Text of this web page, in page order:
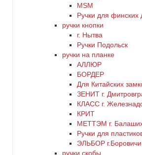
MSM
Ручки для финских
ручки кнопки
г. Нытва
Ручки Подольск
ручки на планке
АЛЛЮР
БОРДЕР
Для Китайских
ЗЕНИТ г.
КЛАСС г.
КРИТ
МЕТТЭМ г.
Ручки для
ЭЛЬБОР г.Боровичи
ручки скобы